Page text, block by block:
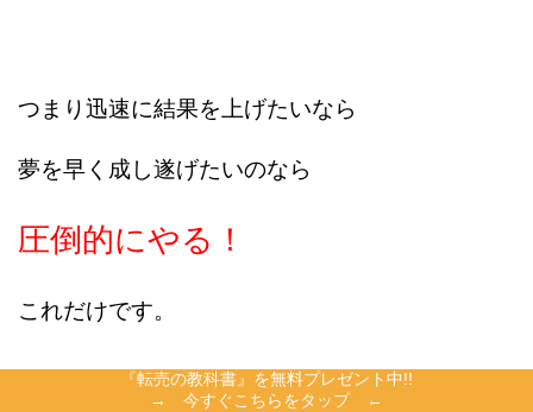
つまり迅速に結果を上げたいなら
夢を早く成し遂げたいのなら
圧倒的にやる！
これだけです。
『転売の教科書』を無料プレゼント中!!
→ 今すぐこちらをタップ ←